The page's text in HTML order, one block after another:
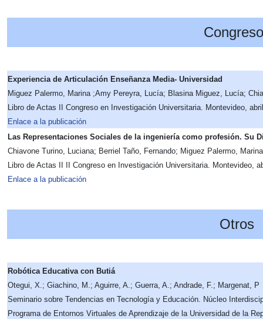
Experiencia de Articulación Enseñanza Media- Universidad
Miguez Palermo, Marina ;Amy Pereyra, Lucía; Blasina Miguez, Lucía;
Libro de Actas II Congreso en Investigación Universitaria. Montevideo,
Enlace a la publicación
Las Representaciones Sociales de la ingeniería como profesión. Su
Chiavone Turino, Luciana; Berriel Taño, Fernando; Miguez Palermo, Marina
Libro de Actas II II Congreso en Investigación Universitaria. Montevideo,
Enlace a la publicación
Otros
Robótica Educativa con Butiá
Otegui, X.; Giachino, M.; Aguirre, A.; Guerra, A.; Andrade, F.; Margenat, P
Seminario sobre Tendencias en Tecnología y Educación. Núcleo
Programa de Entornos Virtuales de Aprendizaje de la Universidad de la